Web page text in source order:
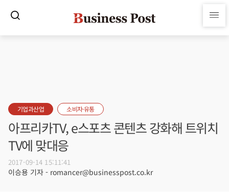
기업과산업 소비자·유통
아프리카TV, e스포츠 콘텐츠 강화해 트위치
TV에 맞대응
2017-09-14 15:11:41
이승용 기자 - romancer@businesspost.co.kr